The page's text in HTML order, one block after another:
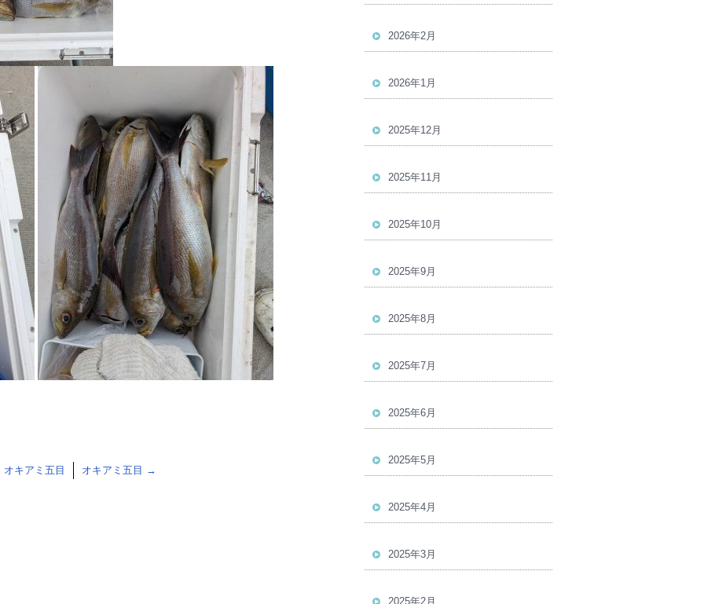
オキアミ五目 オキアミ五目 →
2026年2月
2026年1月
2025年12月
2025年11月
2025年10月
2025年9月
2025年8月
2025年7月
2025年6月
2025年5月
2025年4月
2025年3月
2025年2月